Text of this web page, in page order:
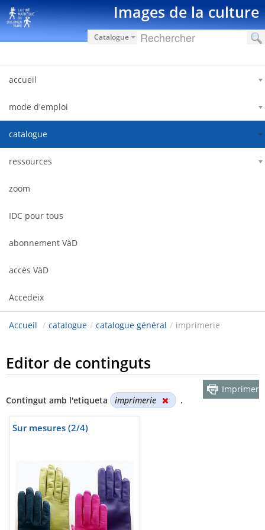
Salta al contigut Images de la culture
Catalogue
accueil
mode d'emploi
catalogue
ressources
zoom
IDC pour tous
abonnement VàD
accès VàD
Accedeix
Accueil / catalogue / catalogue général / imprimerie
Editor de continguts
Contingut amb l'etiqueta imprimerie .
Imprimer
Sur mesures (2/4)